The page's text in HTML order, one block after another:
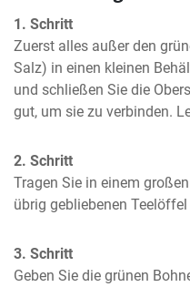
1. Schritt
Zuerst alles außer den
Salz) in einen kleinen
und schließen Sie die
gut, um sie zu verbinden.
2. Schritt
Tragen Sie in einem
übrig gebliebenen
3. Schritt
Geben Sie die grünen